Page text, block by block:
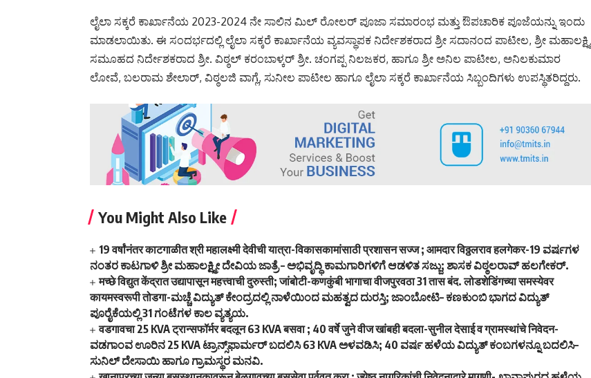
ಲೈಲಾ ಸಕ್ಕರೆ ಕಾರ್ಖಾನೆಯ 2023-2024 ನೇ ಸಾಲಿನ ಮಿಲ್ ರೋಲರ್ ಪೂಜಾ ಸಮಾರಂಭ ಮತ್ತು ಔಪಚಾರಿಕ ಪೂಜೆಯನ್ನು ಇಂದು
ಮಾಡಲಾಯಿತು. ಈ ಸಂದರ್ಭದಲ್ಲಿ ಲೈಲಾ ಸಕ್ಕರೆ ಕಾರ್ಖಾನೆಯ ವ್ಯವಸ್ಥಾಪಕ ನಿರ್ದೇಶಕರಾದ ಶ್ರೀ ಸದಾನಂದ ಪಾಟೀಲ, ಶ್ರೀ ಮಹಾಲಕ್ಷ್ಮಿ
ಸಮೂಹದ ನಿರ್ದೇಶಕರಾದ ಶ್ರೀ. ವಿಠ್ಠಲ್ ಕರಂಬಾಳ್ಕರ್ ಶ್ರೀ. ಚಂಗಪ್ಪ ನಿಲಜಕರ, ಹಾಗೂ ಶ್ರೀ ಅನಿಲ ಪಾಟೀಲ, ಅನಿಲಕುಮಾರ
ಲೋವೆ, ಬಲರಾಮ ಶೇಲಾರ್, ವಿಠ್ಠಲಜಿ ವಾಗ್ಲೆ, ಸುನೀಲ ಪಾಟೀಲ ಹಾಗೂ ಲೈಲಾ ಸಕ್ಕರೆ ಕಾರ್ಖಾನೆಯ ಸಿಬ್ಬಂದಿಗಳು ಉಪಸ್ಥಿತರಿದ್ದರು.
You Might Also Like
19 वर्षांनंतर काटगाळीत श्री महालक्ष्मी देवीची यात्रा-विकासकामांसाठी प्रशासन सज्ज ; आमदार विठ्ठलराव हलगेकर-19 ವರ್ಷಗಳ
ನಂತರ ಕಾಟಗಾಳಿ ಶ್ರೀ ಮಹಾಲಕ್ಷ್ಮೀ ದೇವಿಯ ಜಾತ್ರೆ – ಅಭಿವೃದ್ಧಿ ಕಾಮಗಾರಿಗಳಿಗೆ ಆಡಳಿತ ಸಜ್ಜು; ಶಾಸಕ ವಿಠ್ಠಲರಾವ್ ಹಲಗೇಕರ್.
मच्छे विद्युत केंद्रात उद्यापासून महत्त्वाची दुरुस्ती; जांबोटी-कणकुंबी भागाचा वीजपुरवठा 31 तास बंद. लोडशेडिंगच्या समस्येवर
कायमस्वरूपी तोडगा-ಮಚ್ಚೆ ವಿದ್ಯುತ್ ಕೇಂದ್ರದಲ್ಲಿ ನಾಳೆಯಿಂದ ಮಹತ್ವದ ದುರಸ್ತಿ; ಜಾಂಬೋಟಿ– ಕಣಕುಂಬಿ ಭಾಗದ ವಿದ್ಯುತ್
ಪೂರೈಕೆಯಲ್ಲಿ 31 ಗಂಟೆಗಳ ಕಾಲ ವ್ಯತ್ಯಯ.
वडगावचा 25 KVA ट्रान्सफॉर्मर बदलून 63 KVA बसवा ; 40 वर्षे जुने वीज खांबही बदला-सुनील देसाई व ग्रामस्थांचे निवेदन-
ವಡಗಾಂವ ಊರಿನ 25 KVA ಟ್ರಾನ್ಸ್‌ಫಾರ್ಮರ್ ಬದಲಿಸಿ 63 KVA ಅಳವಡಿಸಿ; 40 ವರ್ಷ ಹಳೆಯ ವಿದ್ಯುತ್ ಕಂಬಗಳನ್ನೂ ಬದಲಿಸಿ–
ಸುನಿಲ್ ದೇಸಾಯಿ ಹಾಗೂ ಗ್ರಾಮಸ್ಥರ ಮನವಿ.